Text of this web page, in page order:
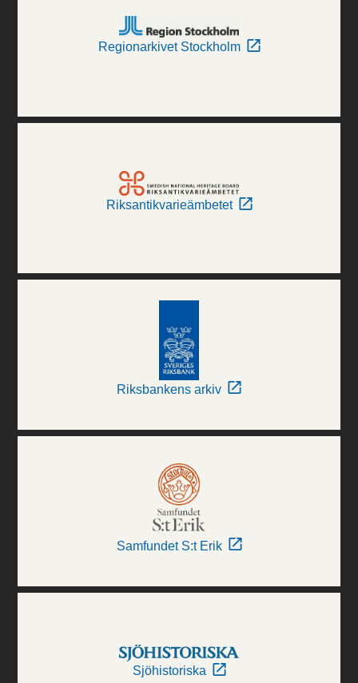
Regionarkivet Stockholm
Riksantikvarieämbetet
Riksbankens arkiv
Samfundet S:t Erik
Sjöhistoriska